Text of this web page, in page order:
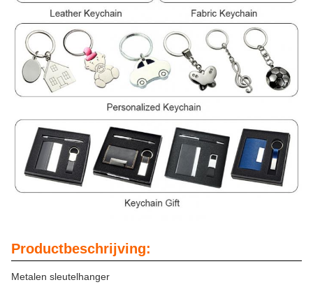
Productbeschrijving:
Metalen sleutelhanger